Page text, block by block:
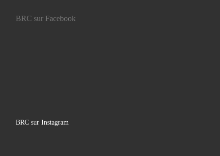
BRC sur Facebook
BRC sur Instagram